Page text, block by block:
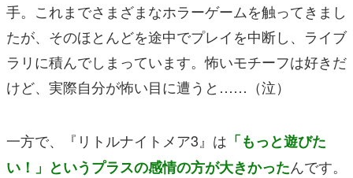
手。これまでさまざまなホラーゲームを触ってきまし
たが、そのほとんどを途中でプレイを中断し、ライブ
ラリに積んでしまっています。怖いモチーフは好きだ
けど、実際自分が怖い目に遭うと……（泣）
一方で、『リトルナイトメア3』は 「もっと遊びた
い！」というプラスの感情の方が大きかったんです。